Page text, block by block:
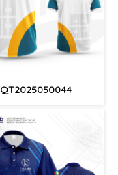
QT2025050044